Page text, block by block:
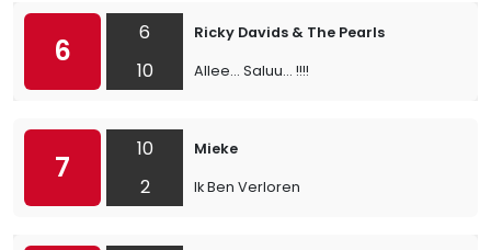
6
6
10
Ricky Davids & The Pearls
Allee... Saluu... !!!!
7
10
2
Mieke
Ik Ben Verloren